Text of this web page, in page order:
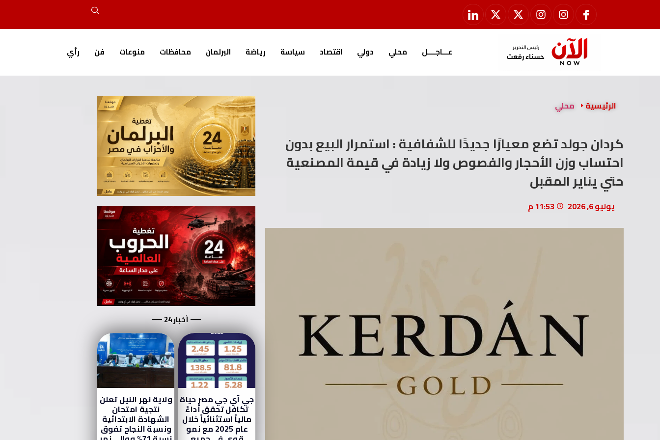
عـــاجــــل محلي دولي اقتصاد سياسة رياضة البرلمان محافظات منوعات فن رأي
الرئيسية محلي
كردان جولد تضع معيارًا جديدًا للشفافية : استمرار البيع بدون
احتساب وزن الأحجار والفصوص ولا زيادة في قيمة المصنعية
حتي يناير المقبل
يوليو 6, 2026 11:53 م
أخبار 24
جي آي جي مصر حياة
تكافل تحقق أداءً
مالياً استثنائياً خلال
عام 2025 مع نمو
ولاية نهر النيل تعلن
نتجية امتحان
الشهادة الابتدائية
ونسبة النجاح تفوق